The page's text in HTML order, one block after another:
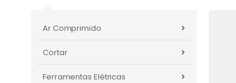
Ar Comprimido
Cortar
Ferramentas Elétricas